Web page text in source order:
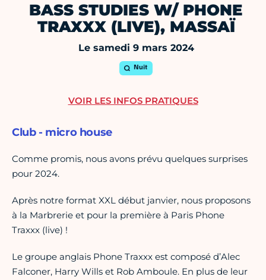
BASS STUDIES W/ PHONE
TRAXXX (LIVE), MASSAÏ
Le samedi 9 mars 2024
Nuit
Club - micro house
Comme promis, nous avons prévu quelques surprises
pour 2024.
Après notre format XXL début janvier, nous proposons
à la Marbrerie et pour la première à Paris Phone
Traxxx (live) !
Le groupe anglais Phone Traxxx est composé d’Alec
Falconer, Harry Wills et Rob Amboule. En plus de leur
VOIR LES INFOS PRATIQUES